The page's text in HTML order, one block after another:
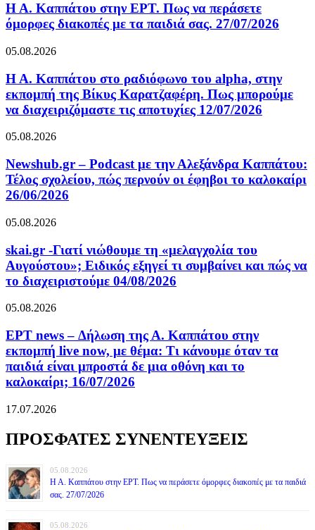
Η Α. Καππάτου στην ΕΡΤ. Πως να περάσετε
όμορφες διακοπές με τα παιδιά σας. 27/07/2026
05.08.2026
Η Α. Καππάτου στο ραδιόφωνο του alpha, στην
εκπομπή της Βίκυς Καρατζαφέρη. Πως μπορούμε
να διαχειριζόμαστε τις αποτυχίες 12/07/2026
05.08.2026
Newshub.gr – Podcast με την Αλεξάνδρα Καππάτου:
Τέλος σχολείου, πώς περνούν οι έφηβοι το καλοκαίρι
26/06/2026
05.08.2026
skai.gr -Γιατί νιώθουμε τη «μελαγχολία του
Αυγούστου»; Ειδικός εξηγεί τι συμβαίνει και πώς να
το διαχειριστούμε 04/08/2026
05.08.2026
ΕΡΤ news – Δήλωση της Α. Καππάτου στην
εκπομπή live now, με θέμα: Τι κάνουμε όταν τα
παιδιά είναι μπροστά δε μια οθόνη και το
καλοκαίρι; 16/07/2026
17.07.2026
ΠΡΟΣΦΑΤΕΣ ΣΥΝΕΝΤΕΥΞΕΙΣ
05.08.2026
Η Α. Καππάτου στην ΕΡΤ. Πως να περάσετε όμορφες διακοπές με τα παιδιά
σας. 27/07/2026
05.08.2026